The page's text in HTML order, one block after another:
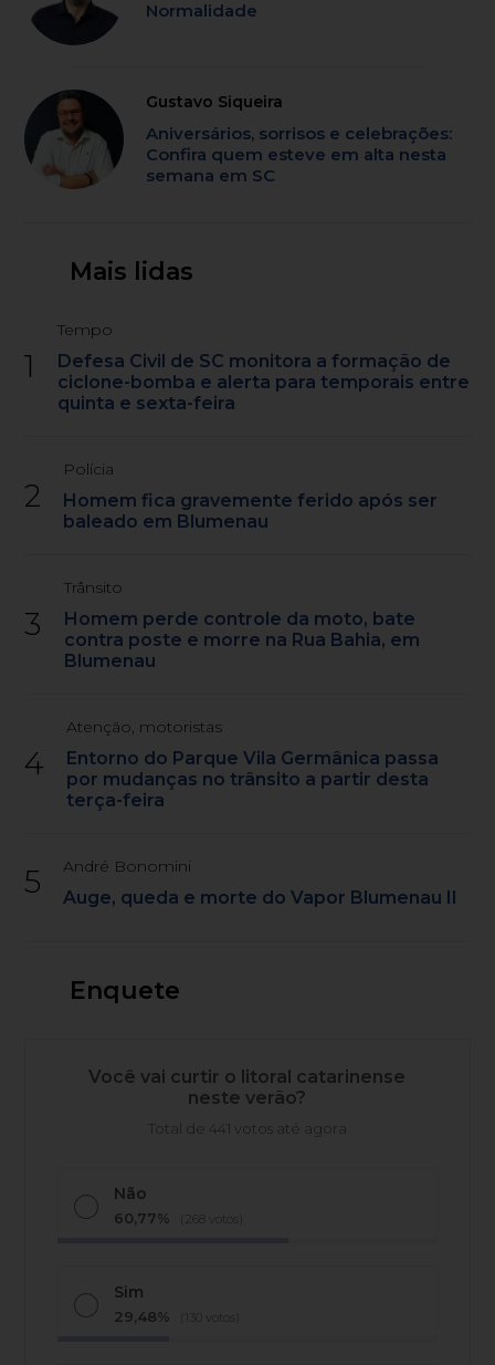
Normalidade
Gustavo Siqueira
Aniversários, sorrisos e celebrações:
Confira quem esteve em alta nesta
semana em SC
Mais lidas
1
Tempo
Defesa Civil de SC monitora a formação de
ciclone-bomba e alerta para temporais entre
quinta e sexta-feira
2
Polícia
Homem fica gravemente ferido após ser
baleado em Blumenau
3
Trânsito
Homem perde controle da moto, bate
contra poste e morre na Rua Bahia, em
Blumenau
4
Atenção, motoristas
Entorno do Parque Vila Germânica passa
por mudanças no trânsito a partir desta
terça-feira
5 André Bonomini
Auge, queda e morte do Vapor Blumenau II
Enquete
Você vai curtir o litoral catarinense
neste verão?
Total de 441 votos até agora
Não
60,77% (268 votos)
Sim
29,48% (130 votos)